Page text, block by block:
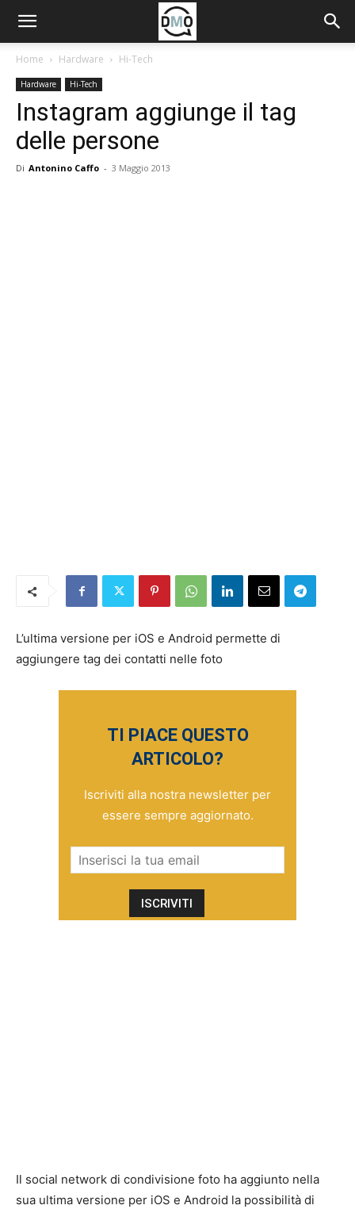
Home Hardware Hi-Tech
Hardware Hi-Tech
Instagram aggiunge il tag
delle persone
Di Antonino Caffo - 3 Maggio 2013
L’ultima versione per iOS e Android permette di
aggiungere tag dei contatti nelle foto
TI PIACE QUESTO
ARTICOLO?
Iscriviti alla nostra newsletter per
essere sempre aggiornato.
Il social network di condivisione foto ha aggiunto nella
sua ultima versione per iOS e Android la possibilità di